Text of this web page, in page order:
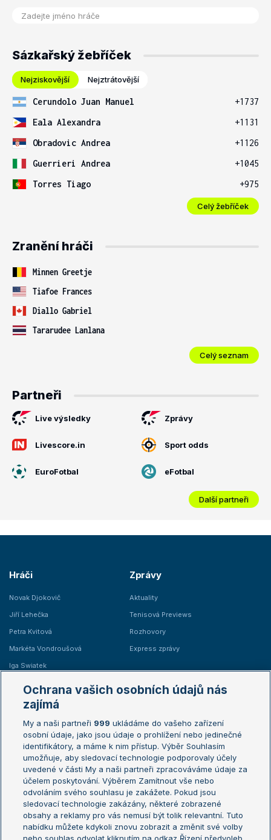
Sázkařský žebříček
Nejziskovější Nejztrátovější
Cerundolo Juan Manuel
+1737
Eala Alexandra
+1131
Obradovic Andrea
+1126
Guerrieri Andrea
+1045
Torres Tiago
+975
Celý žebříček
Zranění hráči
Minnen Greetje
Tiafoe Frances
Diallo Gabriel
Tararudee Lanlana
Celý seznam
Partneři
Live výsledky Zprávy
Livescore.in Sport odds
EuroFotbal eFotbal
Další partneři
Hráči
Novak Djokovič
Jiří Lehečka
Petra Kvitová
Markéta Vondroušová
Iga Swiatek
Zprávy
Aktuality
Tenisová Previews
Rozhovory
Express zprávy
Žebříčky
Žebříček ATP (muži)
Žebříček WTA (ženy)
Sázkařský žebříček
Australian Open
French Open
Wimbledon
US Open
Turnaj mistrů
Turnaj mistryň
Aktualní trendy
Ochrana vašich osobních údajů nás
zajímá
My a naši partneři 999 ukládáme do vašeho zařízení
osobní údaje, jako jsou údaje o prohlížení nebo jedinečné
identifikátory, a máme k nim přístup. Výběr Souhlasím
umožňuje, aby sledovací technologie podporovaly účely
uvedené v části My a naši partneři zpracováváme údaje za
účelem poskytování. Výběrem Zamítnout vše nebo
odvoláním svého souhlasu je zakážete. Pokud jsou
sledovací technologie zakázány, některé zobrazené
obsahy a reklamy pro vás nemusí být tolik relevantní. Tuto
nabídku můžete kdykoli znovu zobrazit a změnit své volby